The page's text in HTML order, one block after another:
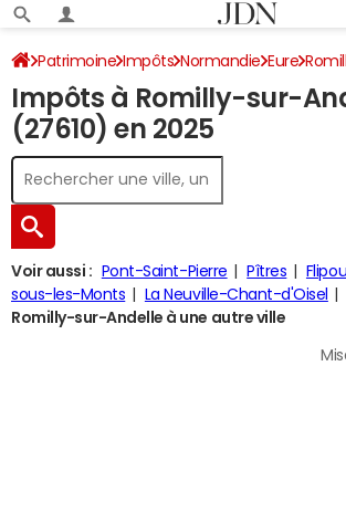
Patrimoine Impôts Normandie Eure
Impôt sur le revenu
Impôts à Romilly-sur-
(27610) en 2025
Voir aussi : Pont-Saint-Pierre Pîtres Flipou
sous-les-Monts
La Neuville-Chant-d'Oisel
Romilly-sur-Andelle à une autre ville